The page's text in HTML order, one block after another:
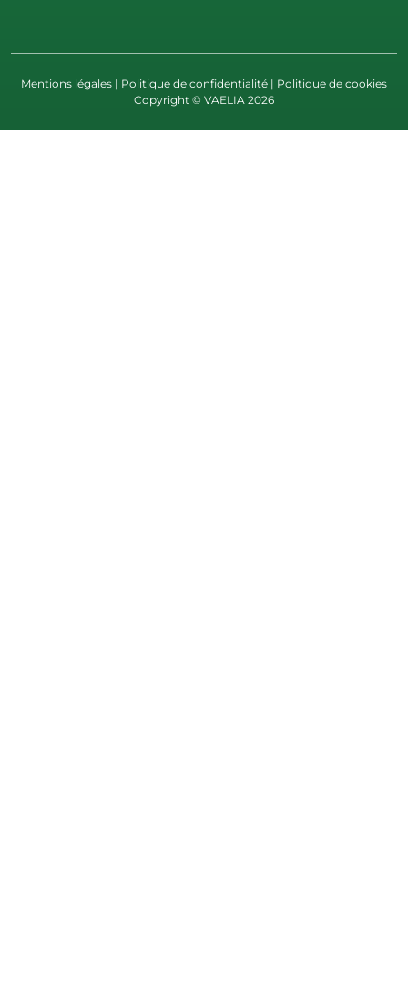
Mentions légales | Politique de confidentialité | Politique de cookies
Copyright © VAELIA 2026